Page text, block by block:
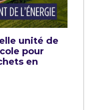
unité de
pour
en